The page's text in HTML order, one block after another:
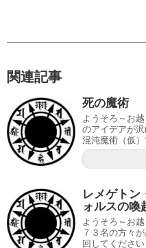
関連記事
死の魔術
ようそろ～お
のアイデアが
混沌魔術（仮
レメゲトン
ォルスの喚
ようそろ～お
７３名の方々
回してくださ